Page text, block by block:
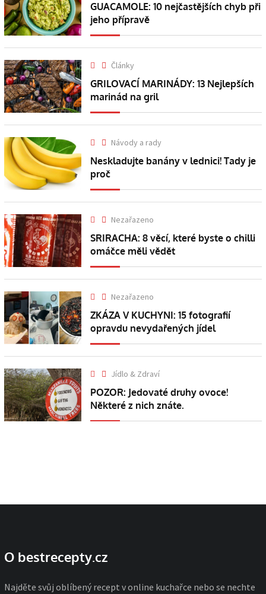
GUACAMOLE: 10 nejčastějších chyb při
jeho přípravě
Články
GRILOVACÍ MARINÁDY: 13 Nejlepších
marinád na gril
Návody a rady
Neskladujte banány v lednici! Tady je
proč
Nezařazeno
SRIRACHA: 8 věcí, které byste o chilli
omáčce měli vědět
Nezařazeno
ZKÁZA V KUCHYNI: 15 fotografií
opravdu nevydařených jídel
Jídlo & Zdraví
POZOR: Jedovaté druhy ovoce!
Některé z nich znáte.
O bestrecepty.cz
Najděte svůj oblíbený recept v online kuchařce nebo se nechte